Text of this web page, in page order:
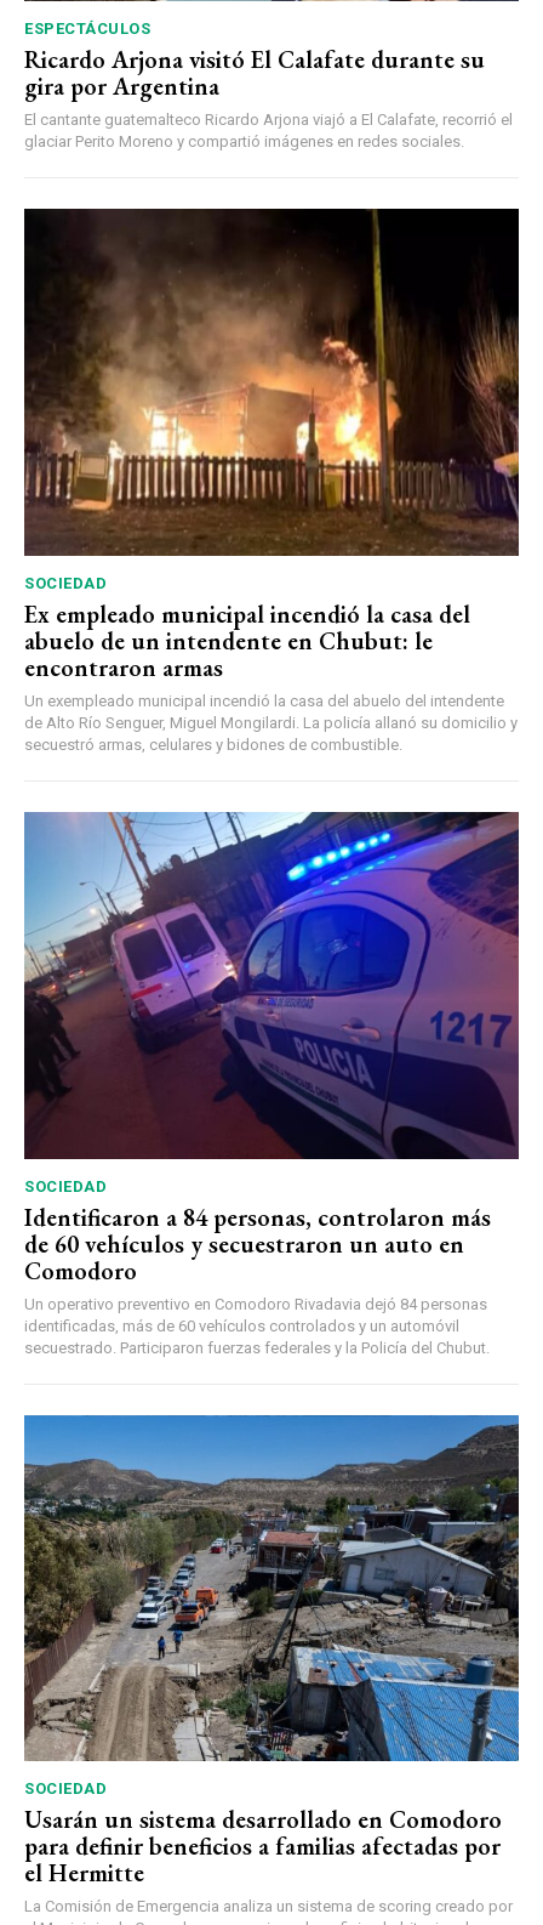
ESPECTÁCULOS
Ricardo Arjona visitó El Calafate durante su
gira por Argentina
El cantante guatemalteco Ricardo Arjona viajó a El Calafate, recorrió el
glaciar Perito Moreno y compartió imágenes en redes sociales.
SOCIEDAD
Ex empleado municipal incendió la casa del
abuelo de un intendente en Chubut: le
encontraron armas
Un exempleado municipal incendió la casa del abuelo del intendente
de Alto Río Senguer, Miguel Mongilardi. La policía allanó su domicilio y
secuestró armas, celulares y bidones de combustible.
SOCIEDAD
Identificaron a 84 personas, controlaron más
de 60 vehículos y secuestraron un auto en
Comodoro
Un operativo preventivo en Comodoro Rivadavia dejó 84 personas
identificadas, más de 60 vehículos controlados y un automóvil
secuestrado. Participaron fuerzas federales y la Policía del Chubut.
SOCIEDAD
Usarán un sistema desarrollado en Comodoro
para definir beneficios a familias afectadas por
el Hermitte
La Comisión de Emergencia analiza un sistema de scoring creado por